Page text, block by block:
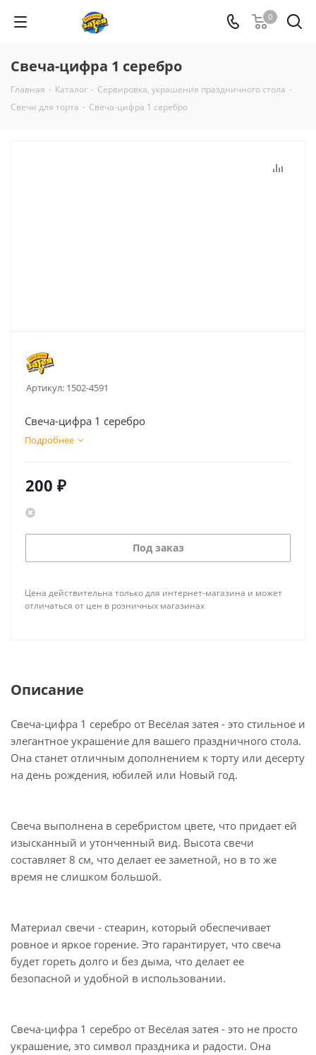
0
Свеча-цифра 1 серебро
Главная - Каталог - Сервировка, украшение праздничного стола -
Свечи для торта - Свеча-цифра 1 серебро
Артикул: 1502-4591
Свеча-цифра 1 серебро
Подробнее
200 ₽
Под заказ
Цена действительна только для интернет-магазина и может
отличаться от цен в розничных магазинах
Описание
Свеча-цифра 1 серебро от Весёлая затея - это стильное и
элегантное украшение для вашего праздничного стола.
Она станет отличным дополнением к торту или десерту
на день рождения, юбилей или Новый год.
Свеча выполнена в серебристом цвете, что придает ей
изысканный и утонченный вид. Высота свечи
составляет 8 см, что делает ее заметной, но в то же
время не слишком большой.
Материал свечи - стеарин, который обеспечивает
ровное и яркое горение. Это гарантирует, что свеча
будет гореть долго и без дыма, что делает ее
безопасной и удобной в использовании.
Свеча-цифра 1 серебро от Весёлая затея - это не просто
украшение, это символ праздника и радости. Она